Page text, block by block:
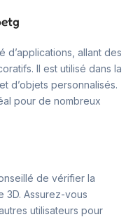
d’applications, allant des
Il est utilisé dans la
d’objets personnalisés.
pour de nombreux
de vérifier la
3D. Assurez-vous
utilisateurs pour